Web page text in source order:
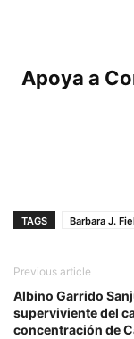
Apoya a
TAGS Barbara J.
Previous article
Albino Garrido
superviviente del
concentración de